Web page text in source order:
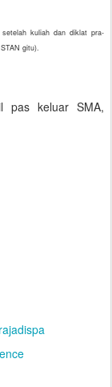
kuliah dan diklat pra-
gitu).
pas keluar SMA,